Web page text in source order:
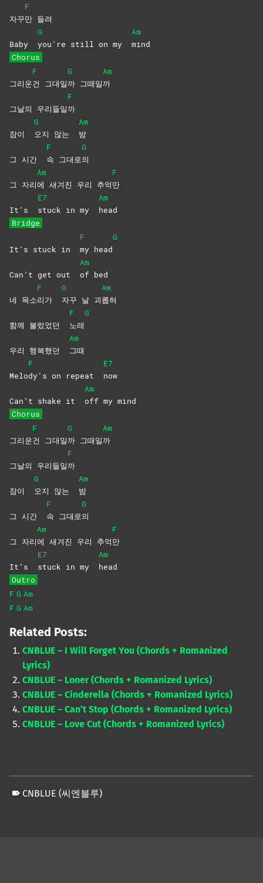
자꾸
F
만 들려
Baby
G
you’re still on my
Am
mind
Chorus
그리운
F
건 그대일
G
까 그때일
Am
까
그날의 우리들일
F
까
잠이
G
오지 않는
Am
밤
그 시간
F
속 그대로
G
의
그 자리
Am
에 새겨진 우리 추억
F
만
It’s
E7
stuck in my
Am
head
Bridge
It’s stuck in
F
my head
G
Can’t get out
Am
of bed
네 목소
F
리가
G
자꾸 날 괴
Am
롭혀
함께 불렀었던
F
노래
G
우리 행복했던
Am
그때
Melo
F
dy’s on repeat
E7
now
Can’t shake it
Am
off my mind
Chorus
그리운
F
건 그대일
G
까 그때일
Am
까
그날의 우리들일
F
까
잠이
G
오지 않는
Am
밤
그 시간
F
속 그대로
G
의
그 자리
Am
에 새겨진 우리 추억
F
만
It’s
E7
stuck in my
Am
head
Outro
F G Am
F G Am
Related Posts:
CNBLUE – I Will Forget You (Chords + Romanized
Lyrics)
CNBLUE – Loner (Chords + Romanized Lyrics)
CNBLUE – Cinderella (Chords + Romanized Lyrics)
CNBLUE – Can’t Stop (Chords + Romanized Lyrics)
CNBLUE – Love Cut (Chords + Romanized Lyrics)
CNBLUE (씨엔블루)